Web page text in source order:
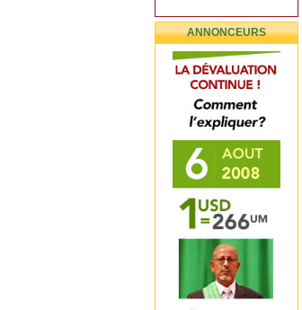
ANNONCEURS